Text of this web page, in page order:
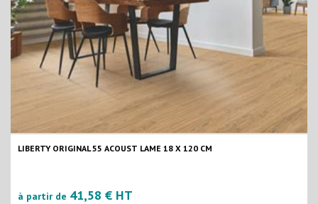
LIBERTY ORIGINAL 55 ACOUST LAME 18 X 120 CM
à partir de 41,58 € HT